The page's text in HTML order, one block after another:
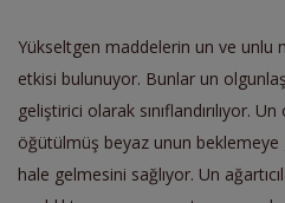
Yükseltgen maddelerin un ve unlu
etkisi bulunuyor. Bunlar un
geliştirici olarak sınıflandırılıyor.
öğütülmüş beyaz unun beklemeye
hale gelmesini sağlıyor. Un